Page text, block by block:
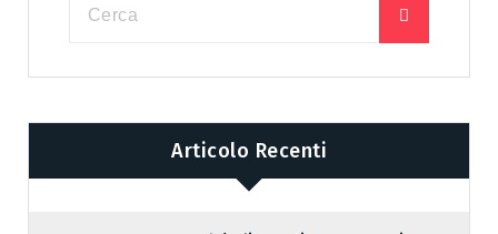
Articolo Recenti